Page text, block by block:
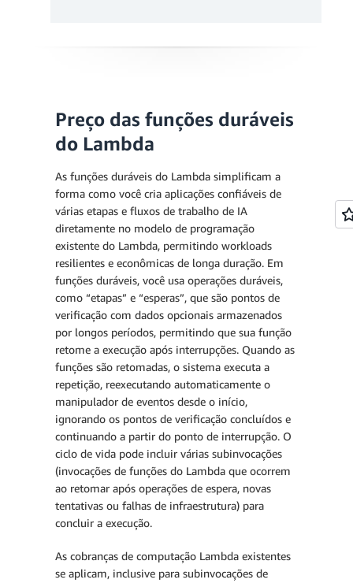
Cobranças mensais
Cobrança de solicitação
Cobrança de computação
Preço das funções duráveis
do Lambda
As funções duráveis do Lambda simplificam a
forma como você cria aplicações confiáveis de
várias etapas e fluxos de trabalho de IA
diretamente no modelo de programação
existente do Lambda, permitindo workloads
resilientes e econômicas de longa duração. Em
funções duráveis, você usa operações duráveis,
como “etapas” e “esperas”, que são pontos de
verificação com dados opcionais armazenados
por longos períodos, permitindo que sua função
retome a execução após interrupções. Quando as
funções são retomadas, o sistema executa a
repetição, reexecutando automaticamente o
manipulador de eventos desde o início,
ignorando os pontos de verificação concluídos e
continuando a partir do ponto de interrupção. O
ciclo de vida pode incluir várias subinvocações
(invocações de funções do Lambda que ocorrem
ao retomar após operações de espera, novas
tentativas ou falhas de infraestrutura) para
concluir a execução.
As cobranças de computação Lambda existentes
se aplicam, inclusive para subinvocações de